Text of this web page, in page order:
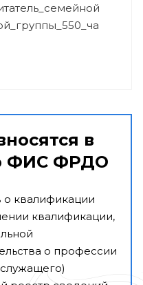
в
ФИС ФРДО
о квалификации
квалификации,
о профессии